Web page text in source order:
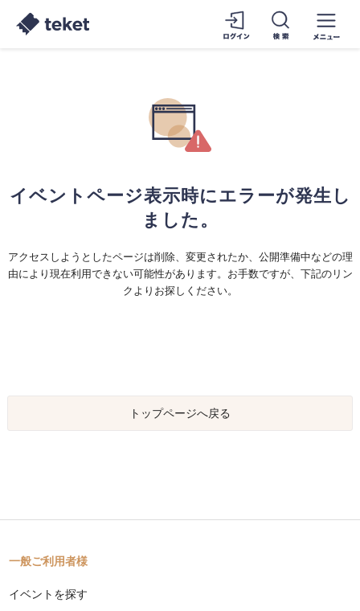
イベントページ表示時にエラーが発生し
ました。
アクセスしようとしたページは削除、変更されたか、公開準備中などの理
由により現在利用できない可能性があります。お手数ですが、下記のリン
クよりお探しください。
トップページへ戻る
一般ご利用者様
イベントを探す